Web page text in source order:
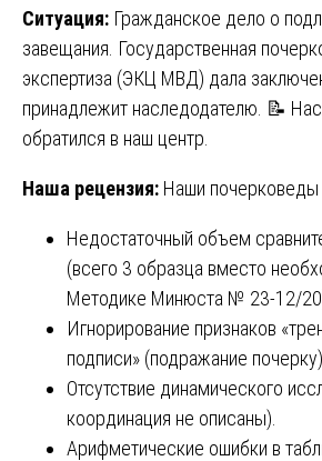
Ситуация: Гражданское дело о
завещания. Государственная
экспертиза (ЭКЦ МВД) дала
принадлежит наследодателю. 📝
обратился в наш центр.
Наша рецензия: Наши
Недостаточный объем
(всего 3 образца вместо
Методике Минюста № 23-12/
Игнорирование признаков
подписи» (подражание почерку).
Отсутствие динамического
координация не описаны).
Арифметические ошибки в